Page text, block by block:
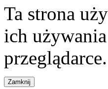
Ta strona
ich
przeglądarce.